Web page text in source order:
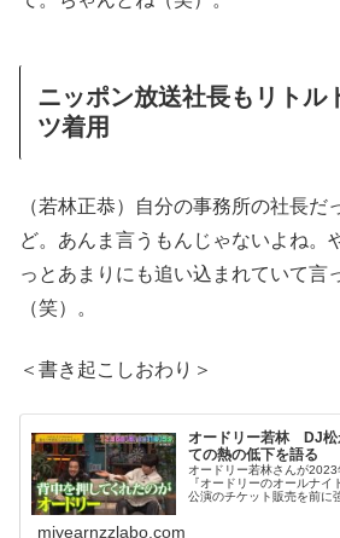
ニッポン放送社長もリトル
ツ着用
（若林正恭）自分の事務所の社長だ
ど。あんま言うもんじゃないよね。
っとあまりにも追い込まれていて言
（笑）。
＜書き起こしおわり＞
オードリー若林 DJ松
ての熱の低下を語る
オードリー若林さんが
『オードリーのオールナ
公演のチケット販売を前に
るんでいると思われるリ
miyearnzzlabo.com